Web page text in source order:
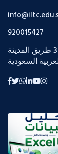
920015427
مركز النور للأعمال ، الطابق الثالث ، جناح 305 طريق المدينة
السعودية